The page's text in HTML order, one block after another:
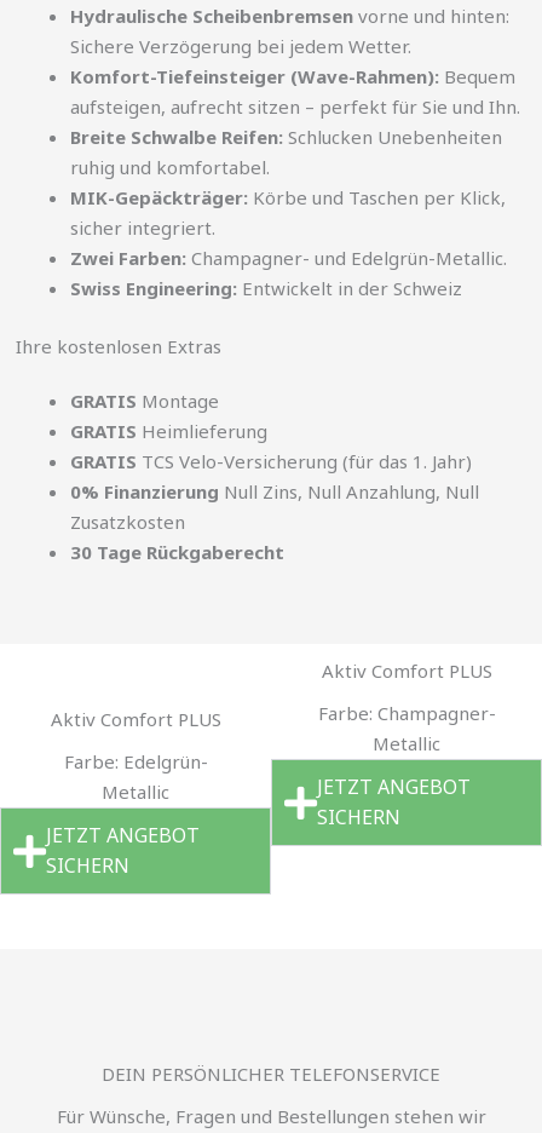
Hydraulische Scheibenbremsen vorne und hinten:
Sichere Verzögerung bei jedem Wetter.
Komfort-Tiefeinsteiger (Wave-Rahmen): Bequem
aufsteigen, aufrecht sitzen – perfekt für Sie und Ihn.
Breite Schwalbe Reifen: Schlucken Unebenheiten
ruhig und komfortabel.
MIK-Gepäckträger: Körbe und Taschen per Klick,
sicher integriert.
Zwei Farben: Champagner- und Edelgrün-Metallic.
Swiss Engineering: Entwickelt in der Schweiz
Ihre kostenlosen Extras
GRATIS Montage
GRATIS Heimlieferung
GRATIS TCS Velo-Versicherung (für das 1. Jahr)
0% Finanzierung Null Zins, Null Anzahlung, Null
Zusatzkosten
30 Tage Rückgaberecht
Aktiv Comfort PLUS
Farbe: Edelgrün-
Metallic
JETZT ANGEBOT
SICHERN
Aktiv Comfort PLUS
Farbe: Champagner-
Metallic
JETZT ANGEBOT
SICHERN
DEIN PERSÖNLICHER TELEFONSERVICE
Für Wünsche, Fragen und Bestellungen stehen wir